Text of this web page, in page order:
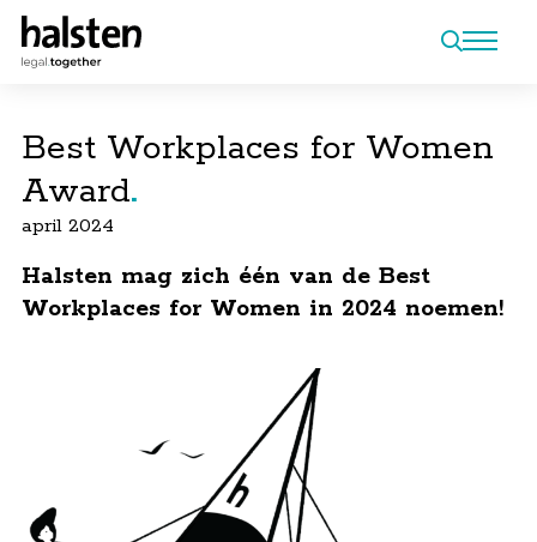
Best Workplaces for Women
Award
april 2024
Halsten mag zich één van de Best
Workplaces for Women in 2024 noemen!